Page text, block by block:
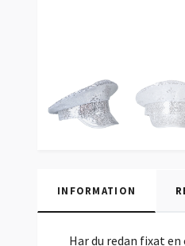
INFORMATION
Har du redan fixat